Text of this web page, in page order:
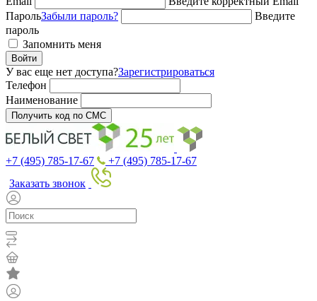
ПарольЗабыли пароль?
Введите
пароль
Запомнить меня
Войти
У вас еще нет доступа?Зарегистрироваться
Телефон
Наименование
Получить код по СМС
+7 (495) 785-17-67
+7 (495) 785-17-67
Заказать звонок